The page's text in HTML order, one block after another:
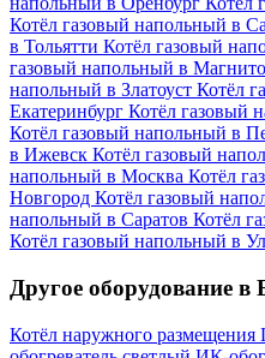
Котёл газовый напольный в
в Тольятти Котёл газовый
газовый напольный в
напольный в Златоуст Котёл
Екатеринбург Котёл газовый
Котёл газовый напольный в
в Ижевск Котёл газовый
напольный в Москва Котёл
Новгород Котёл газовый
напольный в Саратов Котёл
Котёл газовый напольный в
Другое оборудование в
Котёл наружного размещения